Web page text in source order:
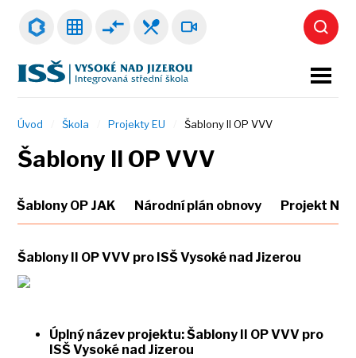
Úvod Škola Projekty EU Šablony II OP VVV
Šablony II OP VVV
Šablony II OP VVV pro ISŠ Vysoké nad Jizerou
Úplný název projektu: Šablony II OP VVV pro
ISŠ Vysoké nad Jizerou
Šablony OP JAK Národní plán obnovy Projekt